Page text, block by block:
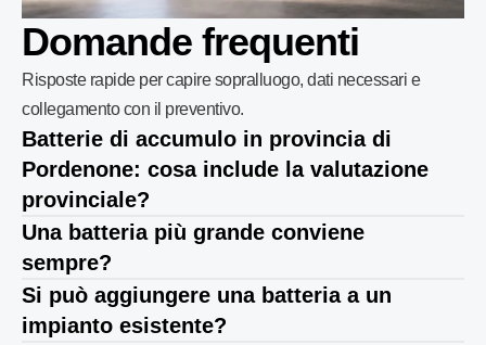
Domande frequenti
Risposte rapide per capire sopralluogo, dati necessari e
collegamento con il preventivo.
Batterie di accumulo in provincia di
Pordenone: cosa include la valutazione
provinciale?
Una batteria più grande conviene
sempre?
Si può aggiungere una batteria a un
impianto esistente?